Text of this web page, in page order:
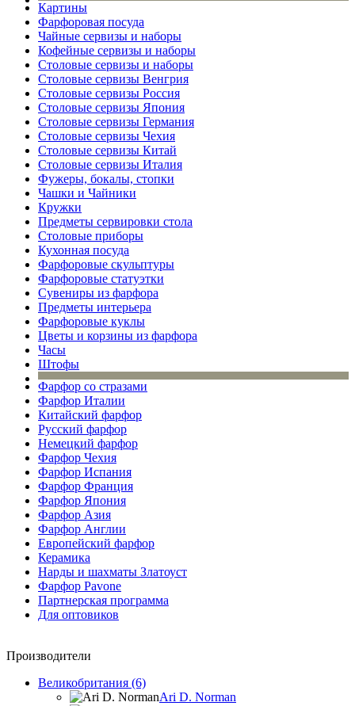
Картины
Фарфоровая посуда
Чайные сервизы и наборы
Кофейные сервизы и наборы
Столовые сервизы и наборы
Столовые сервизы Венгрия
Столовые сервизы Россия
Столовые сервизы Япония
Столовые сервизы Германия
Столовые сервизы Чехия
Столовые сервизы Китай
Столовые сервизы Италия
Фужеры, бокалы, стопки
Чашки и Чайники
Кружки
Предметы сервировки стола
Столовые приборы
Кухонная посуда
Фарфоровые скульптуры
Фарфоровые статуэтки
Сувениры из фарфора
Предметы интерьера
Фарфоровые куклы
Цветы и корзины из фарфора
Часы
Штофы
Фарфор со стразами
Фарфор Италии
Китайский фарфор
Русский фарфор
Немецкий фарфор
Фарфор Чехия
Фарфор Испания
Фарфор Франция
Фарфор Япония
Фарфор Азия
Фарфор Англии
Европейский фарфор
Керамика
Нарды и шахматы Златоуст
Фарфор Pavone
Партнерская программа
Для оптовиков
Производители
Великобритания (6)
Ari D. Norman